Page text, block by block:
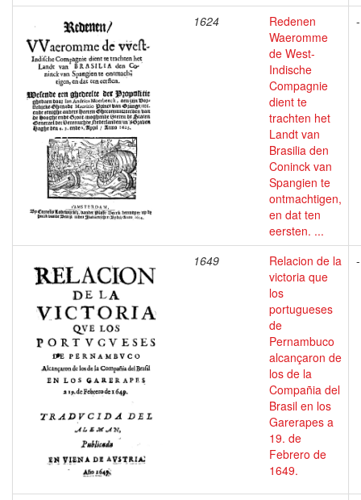
1624
Redenen
Waeromme
de West-
Indische
Compagnie
dient te
trachten het
Landt van
Brasilia den
Coninck van
Spangien te
ontmachtigen,
en dat ten
eersten. ...
-
1649
Relacion de la
victoria que
los
portugueses
de
Pernambuco
alcançaron de
los de la
Compañia del
Brasil en los
Garerapes a
19. de
Febrero de
1649.
-